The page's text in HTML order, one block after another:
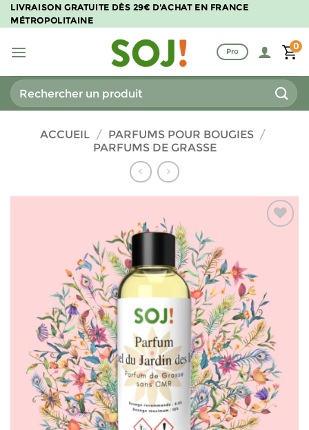
Passer
au
LIVRAISON GRATUITE DÈS 29€ D'ACHAT EN FRANCE
MÉTROPOLITAINE
Pro
0
Recherche
pour :
ACCUEIL / PARFUMS POUR BOUGIES /
PARFUMS DE GRASSE